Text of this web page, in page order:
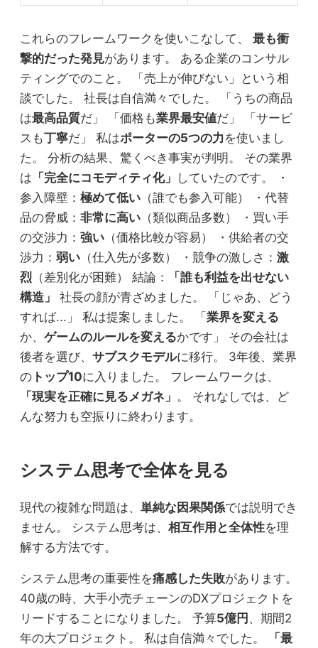
これらのフレームワークを使いこなして、 最も衝
撃的だった発見があります。 ある企業のコンサル
ティングでのこと。 「売上が伸びない」という相
談でした。 社長は自信満々でした。 「うちの商品
は最高品質だ」 「価格も業界最安値だ」 「サービ
スも丁寧だ」 私はポーターの5つの力 を使いまし
た。 分析の結果、驚くべき事実が判明。 その業界
は 「完全にコモディティ化」 していたのです。 ・
参入障壁： 極めて低い （誰でも参入可能） ・代替
品の脅威： 非常に高い （類似商品多数） ・買い手
の交渉力： 強い （価格比較が容易） ・供給者の交
渉力： 弱い （仕入先が多数） ・競争の激しさ： 激
烈 （差別化が困難） 結論：
「誰も利益を出せない
構造」
社長の顔が青ざめました。 「じゃあ、どう
すれば...」 私は提案しました。 「 業界を変える
か、 ゲームのルールを変えるかです」 その会社は
後者を選び、 サブスクモデルに移行。 3年後、業界
の トップ10に入りました。 フレームワークは、
「現実を正確に見るメガネ」 。 それなしでは、ど
んな努力も空振りに終わります。
システム思考で全体を見る
現代の複雑な問題は、 単純な因果関係では説明でき
ません。 システム思考は、 相互作用と全体性を理
解する方法です。
システム思考の重要性を痛感した失敗があります。
40歳の時、大手小売チェーンのDXプロジェクトを
リードすることになりました。 予算5億円 、期間2
年の大プロジェクト。 私は自信満々でした。
「最